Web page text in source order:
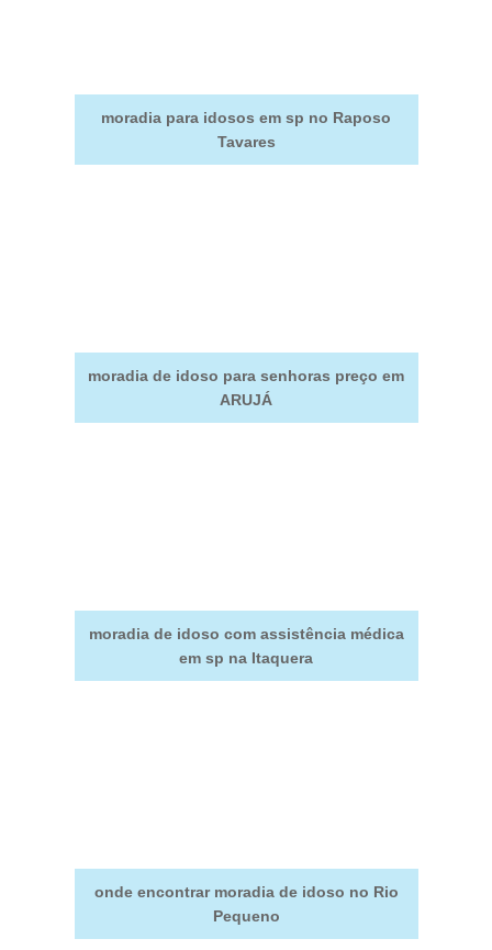
moradia para idosos em sp no Raposo
Tavares
moradia de idoso para senhoras preço em
ARUJÁ
moradia de idoso com assistência médica
em sp na Itaquera
onde encontrar moradia de idoso no Rio
Pequeno